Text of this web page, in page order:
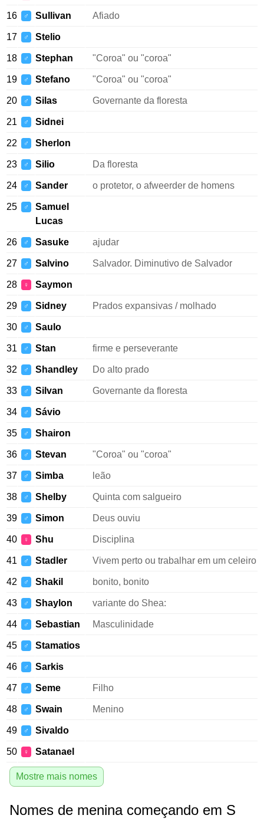
16 ♂ Sullivan Afiado
17 ♂ Stelio
18 ♂ Stephan "Coroa" ou "coroa"
19 ♂ Stefano "Coroa" ou "coroa"
20 ♂ Silas Governante da floresta
21 ♂ Sidnei
22 ♂ Sherlon
23 ♂ Silio Da floresta
24 ♂ Sander o protetor, o afweerder de homens
25 ♂
Samuel
Lucas
26 ♂ Sasuke ajudar
27 ♂ Salvino Salvador. Diminutivo de Salvador
28 ♀ Saymon
29 ♂ Sidney Prados expansivas / molhado
30 ♂ Saulo
31 ♂ Stan firme e perseverante
32 ♂ Shandley Do alto prado
33 ♂ Silvan Governante da floresta
34 ♂ Sávio
35 ♂ Shairon
36 ♂ Stevan "Coroa" ou "coroa"
37 ♂ Simba leão
38 ♂ Shelby Quinta com salgueiro
39 ♂ Simon Deus ouviu
40 ♀ Shu Disciplina
41 ♂ Stadler Vivem perto ou trabalhar em um celeiro
42 ♂ Shakil bonito, bonito
43 ♂ Shaylon variante do Shea:
44 ♂ Sebastian Masculinidade
45 ♂ Stamatios
46 ♂ Sarkis
47 ♂ Seme Filho
48 ♂ Swain Menino
49 ♂ Sivaldo
50 ♀ Satanael
Mostre mais nomes
Nomes de menina começando em S